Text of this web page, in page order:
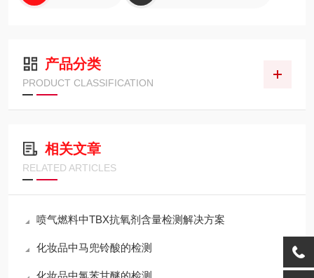
产品分类
PRODUCT CLASSIFICATION
相关文章
RELATED ARTICLES
喷气燃料中TBX抗氧剂含量检测解决方案
化妆品中马兜铃酸的检测
化妆品中氯苯甘醚的检测